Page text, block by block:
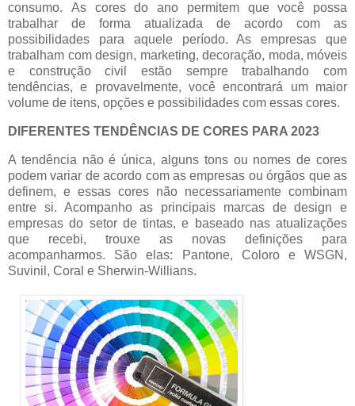
consumo. As cores do ano permitem que você possa
trabalhar de forma atualizada de acordo com as
possibilidades para aquele período. As empresas que
trabalham com design, marketing, decoração, moda, móveis
e construção civil estão sempre trabalhando com
tendências, e provavelmente, você encontrará um maior
volume de itens, opções e possibilidades com essas cores.
DIFERENTES TENDÊNCIAS DE CORES PARA 2023
A tendência não é única, alguns tons ou nomes de cores
podem variar de acordo com as empresas ou órgãos que as
definem, e essas cores não necessariamente combinam
entre si. Acompanho as principais marcas de design e
empresas do setor de tintas, e baseado nas atualizações
que recebi, trouxe as novas definições para
acompanharmos. São elas: Pantone, Coloro e WSGN,
Suvinil, Coral e Sherwin-Willians.